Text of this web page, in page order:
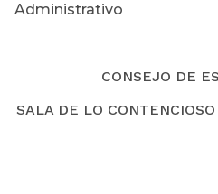
Administrativo
CONSEJO DE
SALA DE LO